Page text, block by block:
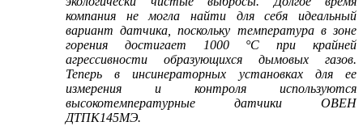
компания не могла найти для себя идеальный
вариант датчика, поскольку температура в зоне
горения достигает 1000 °C при крайней
агрессивности образующихся дымовых газов.
Теперь в инсинераторных установках для ее
измерения и контроля используются
высокотемпературные датчики ОВЕН
ДТПК145МЭ.